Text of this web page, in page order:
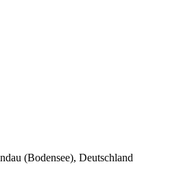
(Bodensee), Deutschland